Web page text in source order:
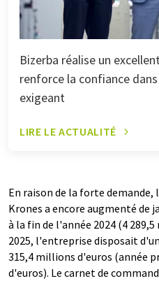
Bizerba réalise un
renforce la confiance
exigeant
LIRE LE ACTUALITÉ
En raison de la forte demande,
Krones a encore augmenté de
à la fin de l'année 2024 (4
2025, l'entreprise disposait
315,4 millions d'euros (année
d'euros). Le carnet de